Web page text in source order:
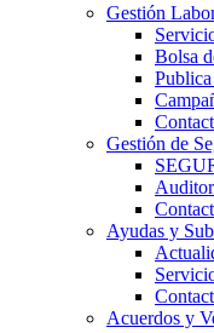
Gestión
Bolsa
Gestión de
Ayudas y
Acuerdos y